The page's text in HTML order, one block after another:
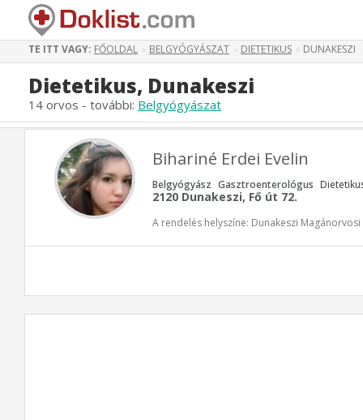
TE ITT VAGY: FŐOLDAL > BELGYÓGYÁSZAT > DIETETIKUS > DUNAKESZI
Dietetikus, Dunakeszi
14 orvos - további: Belgyógyászat
Bihariné Erdei Evelin
Belgyógyász Gasztroenterológus
2120 Dunakeszi, Fő út 72.
A rendelés helyszíne: Dunakeszi